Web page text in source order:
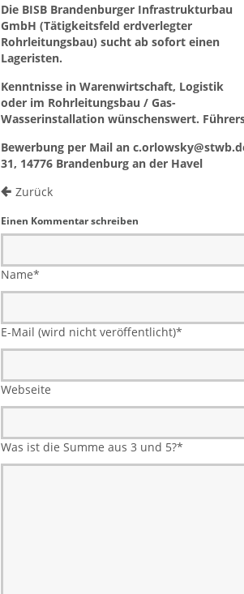
Die BISB Brandenburger Infrastrukturbau
GmbH (Tätigkeitsfeld erdverlegter
Rohrleitungsbau) sucht ab sofort einen
Lageristen.
Kenntnisse in Warenwirtschaft, Logistik
oder im Rohrleitungsbau / Gas-
Wasserinstallation wünschenswert.
Bewerbung per Mail an
31, 14776 Brandenburg an der Havel
Zurück
Einen Kommentar schreiben
Name*
E-Mail (wird nicht veröffentlicht)*
Webseite
Was ist die Summe aus 3 und 5?*